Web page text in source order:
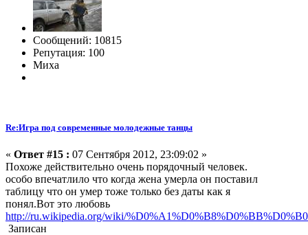
Сообщений: 10815
Репутация: 100
Миха
Re:Игра под современные молодежные танцы
« Ответ #15 : 07 Сентября 2012, 23:09:02 »
Похоже действительно очень порядочный человек.
особо впечатлило что когда жена умерла он поставил
таблицу что он умер тоже только без даты как я
понял.Вот это любовь
http://ru.wikipedia.org/wiki/
Записан